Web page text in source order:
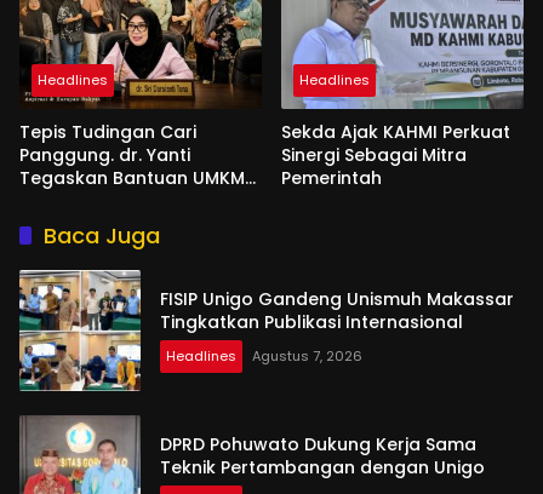
Headlines
Tepis Tudingan Cari
Panggung. dr. Yanti
Tegaskan Bantuan UMKM
Rakyat
Headlines
Sekda Ajak KAHMI Perkuat
Sinergi Sebagai Mitra
Pemerintah
Baca Juga
FISIP Unigo Gandeng Unismuh Makassar
Tingkatkan Publikasi Internasional
Headlines Agustus 7, 2026
DPRD Pohuwato Dukung Kerja Sama
Teknik Pertambangan dengan Unigo